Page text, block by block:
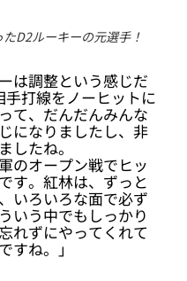
D2ルーキーの元選手！
は調整という感じだ